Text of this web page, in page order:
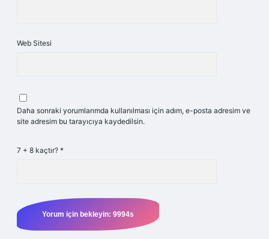
Web Sitesi
Daha sonraki yorumlarımda kullanılması için adım, e-posta adresim ve
site adresim bu tarayıcıya kaydedilsin.
7 + 8 kaçtır? *